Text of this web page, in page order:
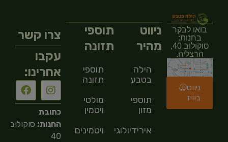
בואו לבקר
בחנות:
סוקולוב 40,
הרצליה.
ניווט
בוויז
ניווט
מהיר
הילה
בטבע
תוספי
מזון
אירידיולוגיה
תוספי
תזונה
תוספי
תזונה
מולטי
ויטמין
ויטמינים
צרו קשר
עקבו
אחרינו:
כתובת
החנות: סוקולוב
40